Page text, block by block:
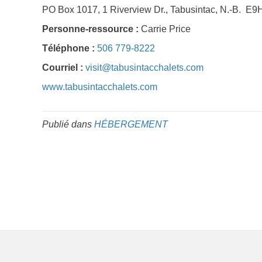
PO Box 1017, 1 Riverview Dr., Tabusintac, N.-B.
Personne-ressource : Carrie Price
Téléphone : 506 779-8222
Courriel : visit@tabusintacchalets.com
www.tabusintacchalets.com
Publié dans HÉBERGEMENT